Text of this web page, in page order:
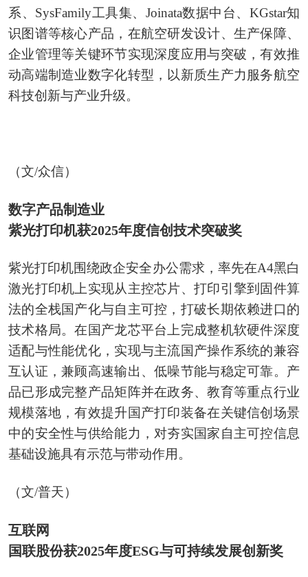
系、SysFamily工具集、Joinata数据中台、KGstar知
识图谱等核心产品，在航空研发设计、生产保障、
企业管理等关键环节实现深度应用与突破，有效推
动高端制造业数字化转型，以新质生产力服务航空
科技创新与产业升级。
（文/众信）
数字产品制造业
紫光打印机获2025年度信创技术突破奖
紫光打印机围绕政企安全办公需求，率先在A4黑白
激光打印机上实现从主控芯片、打印引擎到固件算
法的全栈国产化与自主可控，打破长期依赖进口的
技术格局。在国产龙芯平台上完成整机软硬件深度
适配与性能优化，实现与主流国产操作系统的兼容
互认证，兼顾高速输出、低噪节能与稳定可靠。产
品已形成完整产品矩阵并在政务、教育等重点行业
规模落地，有效提升国产打印装备在关键信创场景
中的安全性与供给能力，对夯实国家自主可控信息
基础设施具有示范与带动作用。
（文/普天）
互联网
国联股份获2025年度ESG与可持续发展创新奖